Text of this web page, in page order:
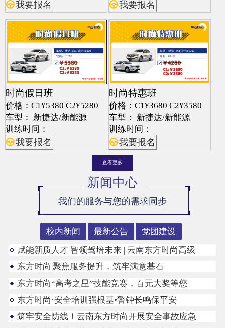
我要报名 我要报名
时尚假日班
价格：C1¥5380 C2¥5280
车型： 新捷达/新能源
训练时间：
我要报名
时尚特惠班
价格：C1¥3680 C2¥3580
车型： 新捷达/新能源
训练时间：
我要报名
查看更多
新闻中心
我们的服务与您的需求同步
校内新闻 最新公告
党团建设
赋能新质人才 智领驾培未来 | 云南东方时尚高级
东方时尚|聚焦服务提升，筑牢满意基石
东方时尚“高考之星”技能竞赛，百元大奖等您
东方时尚·安全培训强根基•警钟长鸣保平安
筑牢安全防线！云南东方时尚开展安全事故应急